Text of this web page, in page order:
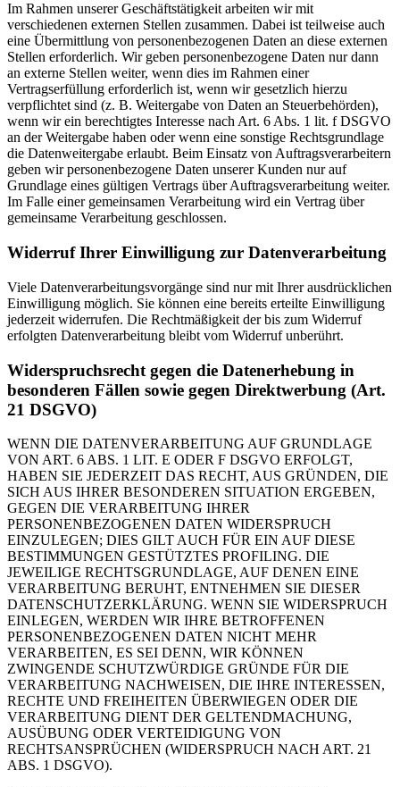
Im Rahmen unserer Geschäftstätigkeit arbeiten wir mit
verschiedenen externen Stellen zusammen. Dabei ist teilweise auch
eine Übermittlung von personenbezogenen Daten an diese externen
Stellen erforderlich. Wir geben personenbezogene Daten nur dann
an externe Stellen weiter, wenn dies im Rahmen einer
Vertragserfüllung erforderlich ist, wenn wir gesetzlich hierzu
verpflichtet sind (z. B. Weitergabe von Daten an Steuerbehörden),
wenn wir ein berechtigtes Interesse nach Art. 6 Abs. 1 lit. f DSGVO
an der Weitergabe haben oder wenn eine sonstige Rechtsgrundlage
die Datenweitergabe erlaubt. Beim Einsatz von Auftragsverarbeitern
geben wir personenbezogene Daten unserer Kunden nur auf
Grundlage eines gültigen Vertrags über Auftragsverarbeitung weiter.
Im Falle einer gemeinsamen Verarbeitung wird ein Vertrag über
gemeinsame Verarbeitung geschlossen.
Widerruf Ihrer Einwilligung zur Datenverarbeitung
Viele Datenverarbeitungsvorgänge sind nur mit Ihrer ausdrücklichen
Einwilligung möglich. Sie können eine bereits erteilte Einwilligung
jederzeit widerrufen. Die Rechtmäßigkeit der bis zum Widerruf
erfolgten Datenverarbeitung bleibt vom Widerruf unberührt.
Widerspruchsrecht gegen die Datenerhebung in
besonderen Fällen sowie gegen Direktwerbung (Art.
21 DSGVO)
WENN DIE DATENVERARBEITUNG AUF GRUNDLAGE
VON ART. 6 ABS. 1 LIT. E ODER F DSGVO ERFOLGT,
HABEN SIE JEDERZEIT DAS RECHT, AUS GRÜNDEN, DIE
SICH AUS IHRER BESONDEREN SITUATION ERGEBEN,
GEGEN DIE VERARBEITUNG IHRER
PERSONENBEZOGENEN DATEN WIDERSPRUCH
EINZULEGEN; DIES GILT AUCH FÜR EIN AUF DIESE
BESTIMMUNGEN GESTÜTZTES PROFILING. DIE
JEWEILIGE RECHTSGRUNDLAGE, AUF DENEN EINE
VERARBEITUNG BERUHT, ENTNEHMEN SIE DIESER
DATENSCHUTZERKLÄRUNG. WENN SIE WIDERSPRUCH
EINLEGEN, WERDEN WIR IHRE BETROFFENEN
PERSONENBEZOGENEN DATEN NICHT MEHR
VERARBEITEN, ES SEI DENN, WIR KÖNNEN
ZWINGENDE SCHUTZWÜRDIGE GRÜNDE FÜR DIE
VERARBEITUNG NACHWEISEN, DIE IHRE INTERESSEN,
RECHTE UND FREIHEITEN ÜBERWIEGEN ODER DIE
VERARBEITUNG DIENT DER GELTENDMACHUNG,
AUSÜBUNG ODER VERTEIDIGUNG VON
RECHTSANSPRÜCHEN (WIDERSPRUCH NACH ART. 21
ABS. 1 DSGVO).